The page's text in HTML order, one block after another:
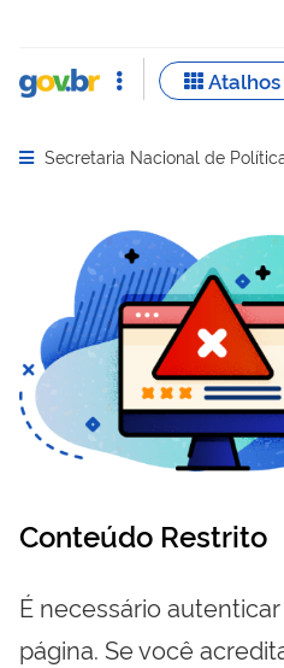
Abrir menu principal de
Secretaria Nacional de
Conteúdo Restrito
É necessário
página. Se você